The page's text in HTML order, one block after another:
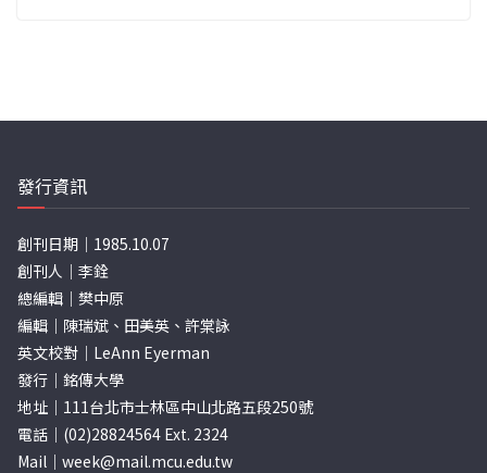
發行資訊
創刊日期｜1985.10.07
創刊人｜李銓
總編輯｜樊中原
編輯｜陳瑞斌、田美英、許棠詠
英文校對｜LeAnn Eyerman
發行｜銘傳大學
地址｜111台北市士林區中山北路五段250號
電話｜(02)28824564 Ext. 2324
Mail｜ week@mail.mcu.edu.tw